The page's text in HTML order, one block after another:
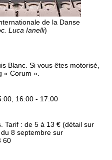
de la Danse
Luca Ianelli)
Blanc. Si vous êtes motorisé,
« Corum ».
16:00 - 17:00
Tarif : de 5 à 13 € (détail sur
8 septembre sur
60